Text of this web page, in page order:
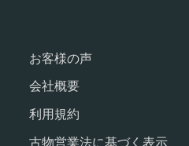
お客様の声
会社概要
利用規約
古物営業法に基づく表示